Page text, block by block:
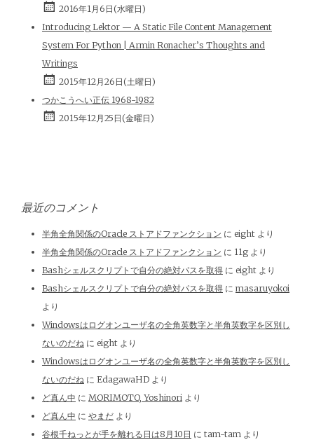
2016年1月6日(水曜日)
Introducing Lektor — A Static File Content Management
System For Python | Armin Ronacher’s Thoughts and
Writings
2015年12月26日(土曜日)
つかこうへい正伝 1968-1982
2015年12月25日(金曜日)
最近のコメント
半角全角関係のOracle ストアドファンクション に eight より
半角全角関係のOracle ストアドファンクション に 11g より
Bashシェルスクリプトで自分の絶対パスを取得 に eight より
Bashシェルスクリプトで自分の絶対パスを取得 に masaruyokoi
より
Windowsはログオンユーザ名の全角英数字と半角英数字を区別し
ないのだね に eight より
Windowsはログオンユーザ名の全角英数字と半角英数字を区別し
ないのだね に EdagawaHD より
ど真ん中 に MORIMOTO, Yoshinori より
ど真ん中 に やまだ より
谷根千ねっとが手を離れる日は8月10日 に tam-tam より